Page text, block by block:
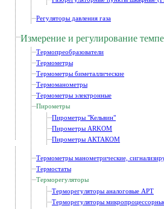
Регуляторы давления газа
Измерение и регулирование
Термопреобразователи
Термометры
Термометры биметаллические
Термоманометры
Термометры электронные
Пирометры
Пирометры "Кельвин"
Пирометры ARKOM
Пирометры АКТАКОМ
Термометры манометрические,
Термостаты
Терморегуляторы
Терморегуляторы аналоговые АРТ
Терморегуляторы